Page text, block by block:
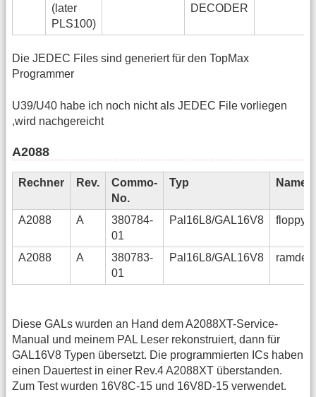
(later
PLS100)
DECODER
Die JEDEC Files sind generiert für den TopMax
Programmer
U39/U40 habe ich noch nicht als JEDEC File vorliegen
,wird nachgereicht
A2088
Rechner Rev.
Commo-
No.
Typ Name
A2088 A
380784-
01
Pal16L8/GAL16V8
A2088 A
380783-
01
Pal16L8/GAL16V8
Diese GALs wurden an Hand dem A2088XT-Service-
Manual und meinem PAL Leser rekonstruiert, dann für
GAL16V8 Typen übersetzt. Die programmierten ICs haben
einen Dauertest in einer Rev.4 A2088XT überstanden.
Zum Test wurden 16V8C-15 und 16V8D-15 verwendet.